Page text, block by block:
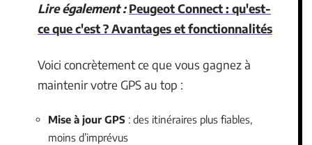
Lire également : Peugeot Connect : qu'est-
ce que c'est ? Avantages et fonctionnalités
Voici concrètement ce que vous gagnez à
maintenir votre GPS au top :
Mise à jour GPS : des itinéraires plus fiables,
moins d’imprévus